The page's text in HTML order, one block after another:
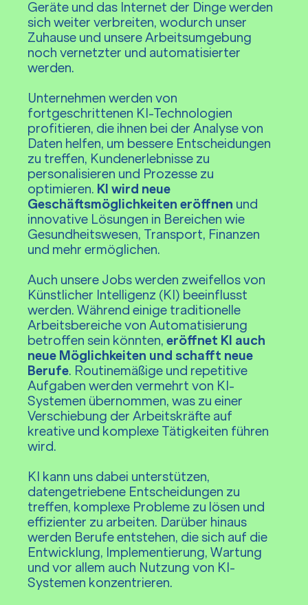
Geräte und das Internet der Dinge werden
sich weiter verbreiten, wodurch unser
Zuhause und unsere Arbeitsumgebung
noch vernetzter und automatisierter
werden.
Unternehmen werden von
fortgeschrittenen KI-Technologien
profitieren, die ihnen bei der Analyse von
Daten helfen, um bessere Entscheidungen
zu treffen, Kundenerlebnisse zu
personalisieren und Prozesse zu
optimieren. KI wird neue
Geschäftsmöglichkeiten eröffnen und
innovative Lösungen in Bereichen wie
Gesundheitswesen, Transport, Finanzen
und mehr ermöglichen.
Auch unsere Jobs werden zweifellos von
Künstlicher Intelligenz (KI) beeinflusst
werden. Während einige traditionelle
Arbeitsbereiche von Automatisierung
betroffen sein könnten,eröffnet KI auch
neue Möglichkeiten und schafft neue
Berufe. Routinemäßige und repetitive
Aufgaben werden vermehrt von KI-
Systemen übernommen, was zu einer
Verschiebung der Arbeitskräfte auf
kreative und komplexe Tätigkeiten führen
wird.
KI kann uns dabei unterstützen,
datengetriebene Entscheidungen zu
treffen, komplexe Probleme zu lösen und
effizienter zu arbeiten. Darüber hinaus
werden Berufe entstehen, die sich auf die
Entwicklung, Implementierung, Wartung
und vor allem auch Nutzung von KI-
Systemen konzentrieren.